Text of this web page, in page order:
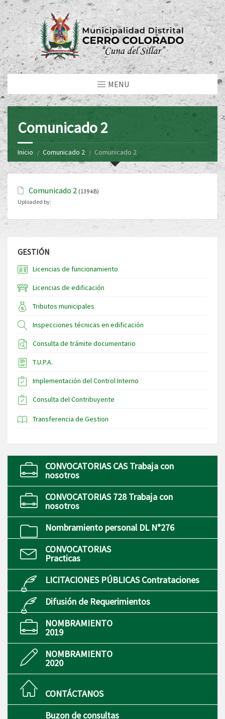
MENU
Comunicado 2
Inicio Comunicado 2 Comunicado 2
Comunicado 2 (139 kB)
Uploaded by:
GESTIÓN
Licencias de funcionamiento
Licencias de edificación
Tributos municipales
Inspecciones técnicas en edificación
Consulta de trámite documentario
T.U.P.A.
Implementación del Control Interno
Consulta del Contribuyente
Transferencia de Gestion
CONVOCATORIAS CAS Trabaja con
nosotros
CONVOCATORIAS 728 Trabaja con
nosotros
Nombramiento personal DL N°276
CONVOCATORIAS
Practicas
LICITACIONES PÚBLICAS Contrataciones
Difusión de Requerimientos
NOMBRAMIENTO
2019
NOMBRAMIENTO
2020
CONTÁCTANOS
Buzon de consultas